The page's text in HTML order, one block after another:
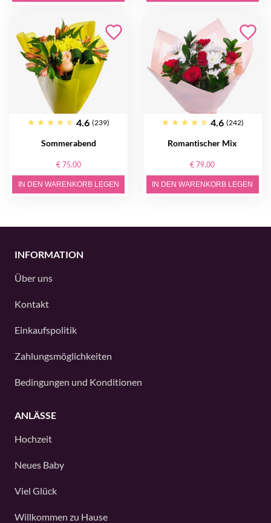
4.6 (239)
Sommerabend
€ 75.00
IN DEN WARENKORB LEGEN
4.6 (242)
Romantischer Mix
€ 79.00
IN DEN WARENKORB LEGEN
INFORMATION
Über uns
Kontakt
Einkaufspolitik
Zahlungsmöglichkeiten
Bedingungen und Konditionen
ANLÄSSE
Hochzeit
Neues Baby
Viel Glück
Willkommen zu Hause